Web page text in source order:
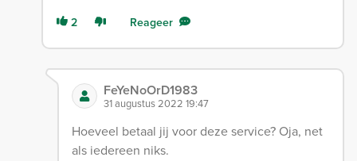
2 Reageer
FeYeNoOrD1983
31 augustus 2022 19:47
Hoeveel betaal jij voor deze service? Oja, net
als iedereen niks.